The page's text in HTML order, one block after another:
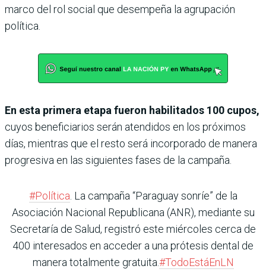
marco del rol social que desempeña la agrupación
política.
En esta primera etapa fueron habilitados 100 cupos,
cuyos beneficiarios serán atendidos en los próximos
días, mientras que el resto será incorporado de manera
progresiva en las siguientes fases de la campaña.
#Política . La campaña “Paraguay sonríe” de la
Asociación Nacional Republicana (ANR), mediante su
Secretaría de Salud, registró este miércoles cerca de
400 interesados en acceder a una prótesis dental de
manera totalmente gratuita.#TodoEstáEnLN